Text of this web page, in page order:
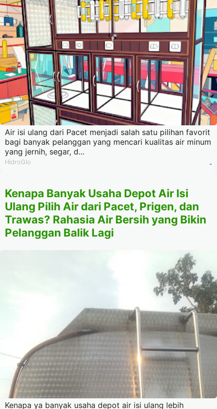
Air isi ulang dari Pacet menjadi salah satu pilihan favorit
bagi banyak pelanggan yang mencari kualitas air minum
yang jernih, segar, d...
HidroGlo -
Kenapa Banyak Usaha Depot Air Isi
Ulang Pilih Air dari Pacet, Prigen, dan
Trawas? Rahasia Air Bersih yang Bikin
Pelanggan Balik Lagi
Kenapa ya banyak usaha depot air isi ulang lebih